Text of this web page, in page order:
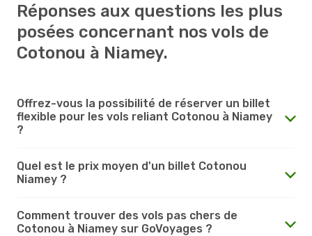
Réponses aux questions les plus
posées concernant nos vols de
Cotonou à Niamey.
Offrez-vous la possibilité de réserver un billet
flexible pour les vols reliant Cotonou à Niamey
?
Quel est le prix moyen d'un billet Cotonou
Niamey ?
Comment trouver des vols pas chers de
Cotonou à Niamey sur GoVoyages ?